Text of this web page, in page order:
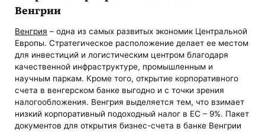
Венгрии
Венгрия – одна из самых развитых экономик Центральной
Европы. Стратегическое расположение делает ее местом
для инвестиций и логистическим центром благодаря
качественной инфраструктуре, промышленным и
научным паркам. Кроме того, открытие корпоративного
счета в венгерском банке выгодно и с точки зрения
налогообложения. Венгрия выделяется тем, что взимает
низкий корпоративный подоходный налог в ЕС – 9%. Пакет
документов для открытия бизнес-счета в банке Венгрии